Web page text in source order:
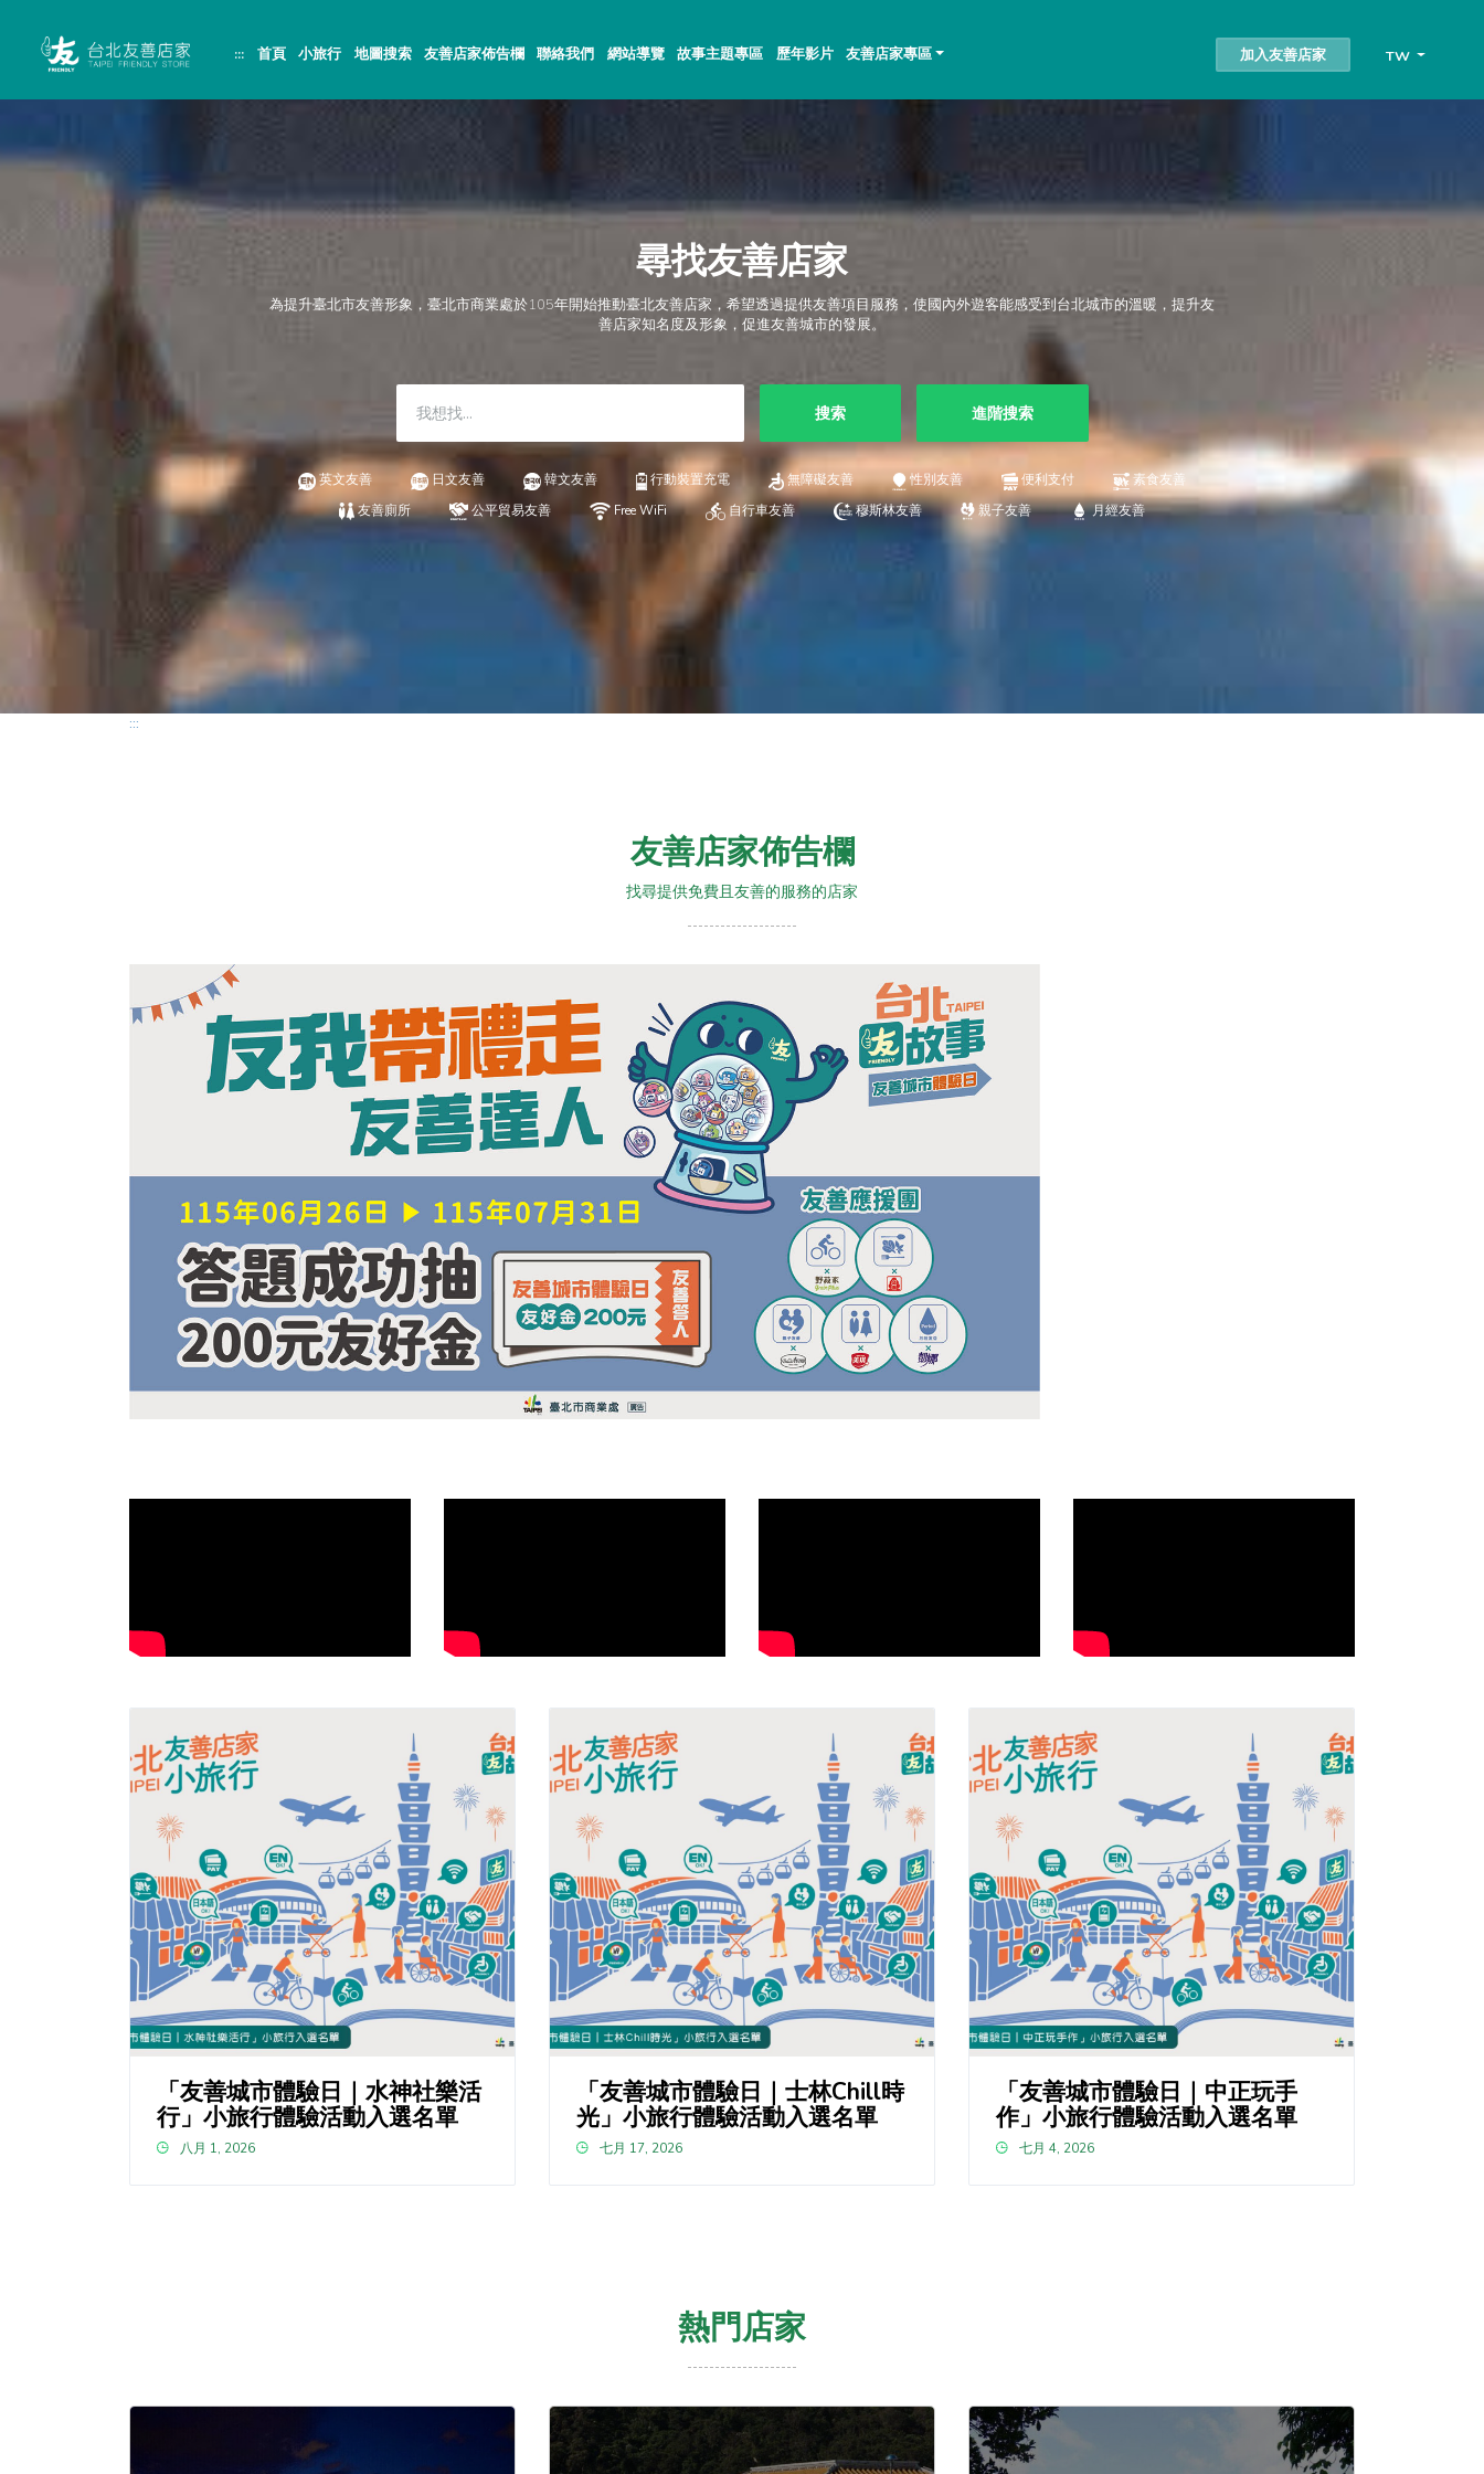
容
::: 首頁 小旅行 地圖搜索 友善店家佈告欄 聯絡我們 網站導覽 故事主題專區 歷年影片 友善店家專區 加入友善店家 TW
尋找友善店家
為提升臺北市友善形象，臺北市商業處於105年開始推動臺北友善店家，希望透過提供友善項目服務，使國內外遊客能感受到台北城市的溫暖，提升友
善店家知名度及形象，促進友善城市的發展。
搜索 進階搜索
英文友善 日文友善 韓文友善 行動裝置充電 無障礙友善 性別友善 便利支付
素食友善
友善廁所
公平貿易友善 Free WiFi 自行車友善 穆斯林友善 親子友善 月經友善
:::
友善店家佈告欄
找尋提供免費且友善的服務的店家
「友善城市體驗日｜水神社樂活
行」小旅行體驗活動入選名單
八月 1, 2026
「友善城市體驗日｜士林Chill時
光」小旅行體驗活動入選名單
七月 17, 2026
「友善城市體驗日｜中正玩手
作」小旅行體驗活動入選名單
七月 4, 2026
熱門店家